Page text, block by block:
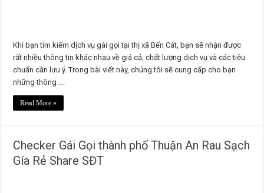
Khi bạn tìm kiếm dịch vụ gái gọi tại thị xã Bến Cát, bạn sẽ nhận được
rất nhiều thông tin khác nhau về giá cả, chất lượng dịch vụ và các tiêu
chuẩn cần lưu ý. Trong bài viết này, chúng tôi sẽ cung cấp cho bạn
những thông ...
Read More »
Checker Gái Gọi thành phố Thuận An Rau Sạch
Gía Rẻ Share SĐT